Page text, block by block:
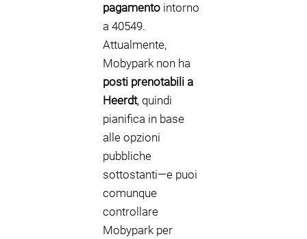
pagamento intorno
a 40549.
Attualmente,
Mobypark non ha
posti prenotabili a
Heerdt, quindi
pianifica in base
alle opzioni
pubbliche
sottostanti—e puoi
comunque
controllare
Mobypark per